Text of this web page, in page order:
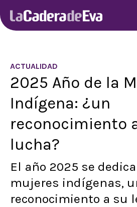
ACTUALIDAD
2025 Año de la
Indígena: ¿un
reconocimiento
lucha?
El año 2025 se
mujeres indígenas,
reconocimiento a su